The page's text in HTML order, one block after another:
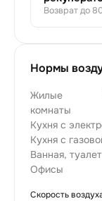
Возврат до
Нормы
Жилые
комнаты
Кухня с
Кухня с
Ванная, туалет
Офисы
Скорость